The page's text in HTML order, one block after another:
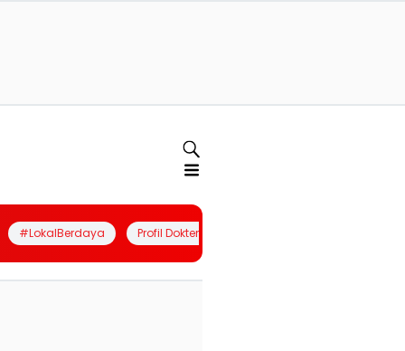
#LokalBerdaya Profil Dokter